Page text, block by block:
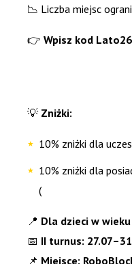
📉 Liczba miejsc
👉Wpisz kod
💡 Zniżki:
10% zniżki dla
10% zniżki dla
(
📍 Dla dzieci w
📅 II turnus:
📌 Miejsce: